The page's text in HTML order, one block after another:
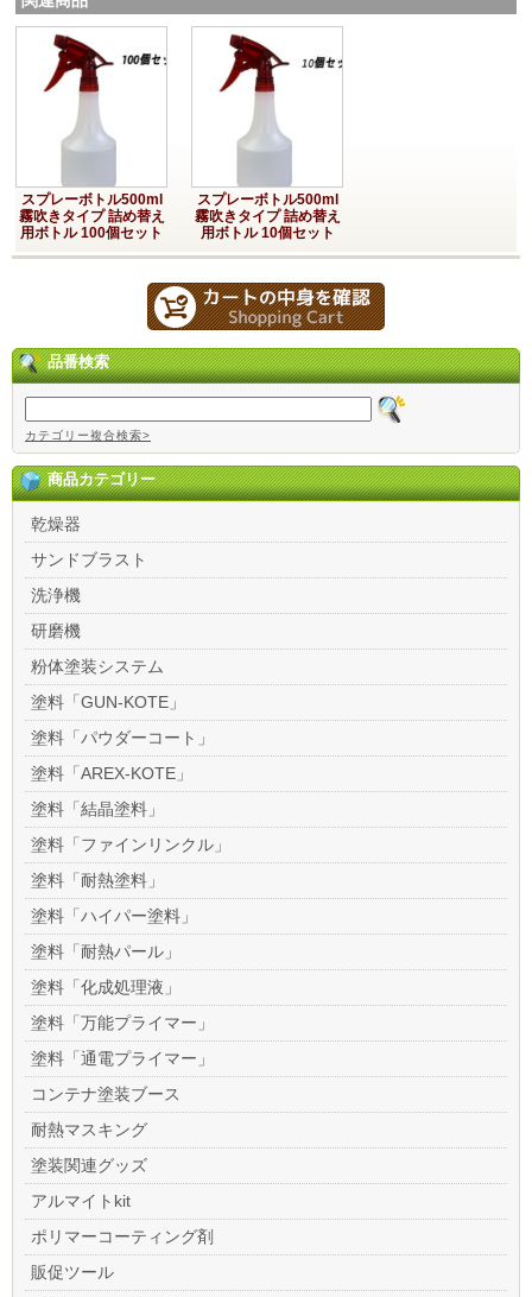
スプレーボトル500ml
霧吹きタイプ 詰め替え
用ボトル 100個セット
スプレーボトル500ml
霧吹きタイプ 詰め替え
用ボトル 10個セット
品番検索
カテゴリー複合検索>
商品カテゴリー
乾燥器
サンドブラスト
洗浄機
研磨機
粉体塗装システム
塗料「GUN-KOTE」
塗料「パウダーコート」
塗料「AREX-KOTE」
塗料「結晶塗料」
塗料「ファインリンクル」
塗料「耐熱塗料」
塗料「ハイパー塗料」
塗料「耐熱パール」
塗料「化成処理液」
塗料「万能プライマー」
塗料「通電プライマー」
コンテナ塗装ブース
耐熱マスキング
塗装関連グッズ
アルマイトkit
ポリマーコーティング剤
販促ツール